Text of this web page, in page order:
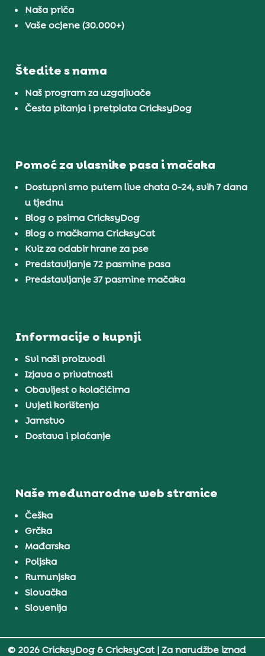
Naša priča
Vaše ocjene (30.000+)
Štedite s nama
Naš program za uzgajivače
Česta pitanja i pretplata CricksyDog
Pomoć za vlasnike pasa i mačaka
Dostupni smo putem live chata 0-24, svih 7 dana
u tjednu
Blog o psima CricksyDog
Blog o mačkama CricksyCat
Kviz za odabir hrane za pse
Predstavljanje 72 pasmine pasa
Predstavljanje 37 pasmine mačaka
Informacije o kupnji
Svi naši proizvodi
Izjava o privatnosti
Obavijest o kolačićima
Uvjeti korištenja
Jamstvo
Dostava i plaćanje
Naše međunarodne web stranice
Češka
Grčka
Mađarska
Poljska
Rumunjska
Slovačka
Slovenija
© 2026 CricksyDog & CricksyCat| Za narudžbe iznad